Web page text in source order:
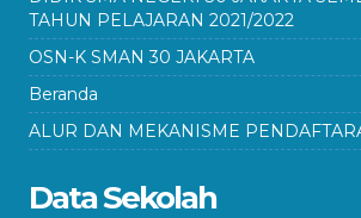
TAHUN PELAJARAN 2021/2022
OSN-K SMAN 30 JAKARTA
Beranda
ALUR DAN MEKANISME
Data Sekolah